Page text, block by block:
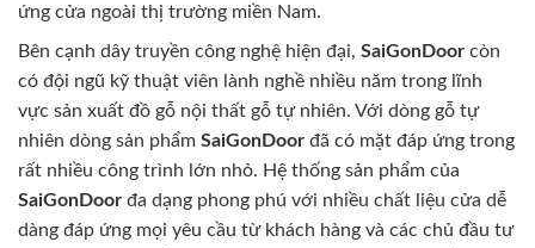
ứng cửa ngoài thị trường miền Nam.
Bên cạnh dây truyền công nghệ hiện đại, SaiGonDoor còn
có đội ngũ kỹ thuật viên lành nghề nhiều năm trong lĩnh
vực sản xuất đồ gỗ nội thất gỗ tự nhiên. Với dòng gỗ tự
nhiên dòng sản phẩm SaiGonDoor đã có mặt đáp ứng trong
rất nhiều công trình lớn nhỏ. Hệ thống sản phẩm của
SaiGonDoor đa dạng phong phú với nhiều chất liệu cửa dễ
dàng đáp ứng mọi yêu cầu từ khách hàng và các chủ đầu tư